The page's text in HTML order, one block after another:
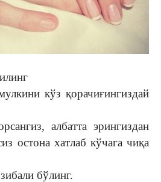
кўз қорачиғингиздай
албатта эрингиздан
остона хатлаб кўчага чиқа
бўлинг.